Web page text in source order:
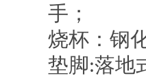
手；
烧杯：钢
垫脚:落地